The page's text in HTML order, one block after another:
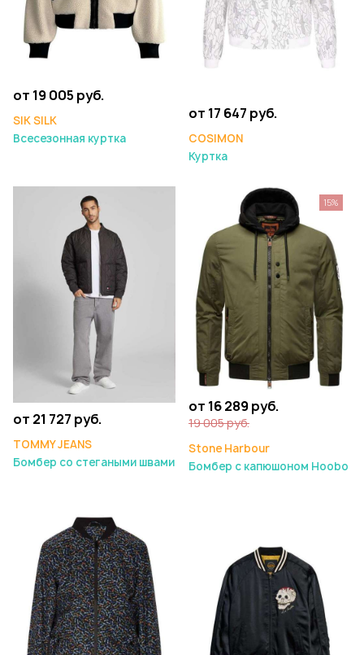
от 19 005 руб.
SIK SILK
Всесезонная куртка
от 17 647 руб.
COSIMON
Куртка
от 21 727 руб.
TOMMY JEANS
Бомбер со стегаными швами
от 16 289 руб.
19 005 руб.
Stone Harbour
Бомбер с капюшоном Hoobo
15%